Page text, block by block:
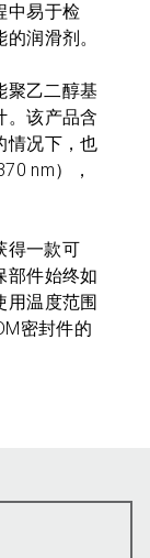
中易于检
润滑剂。
聚乙二醇基
。该产品含
情况下，也
nm），
得一款可
部件始终如
用温度范围
密封件的